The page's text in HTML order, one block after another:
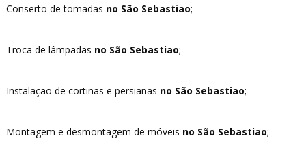
- Conserto de tomadas no São Sebastiao;
- Troca de lâmpadas no São Sebastiao;
- Instalação de cortinas e persianas no São Sebastiao;
- Montagem e desmontagem de móveis no São Sebastiao;